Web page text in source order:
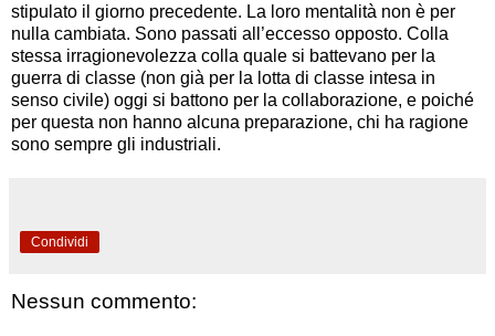
stipulato il giorno precedente. La loro mentalità non è per
nulla cambiata. Sono passati all’eccesso opposto. Colla
stessa irragionevolezza colla quale si battevano per la
guerra di classe (non già per la lotta di classe intesa in
senso civile) oggi si battono per la collaborazione, e poiché
per questa non hanno alcuna preparazione, chi ha ragione
sono sempre gli industriali.
Condividi
Nessun commento: